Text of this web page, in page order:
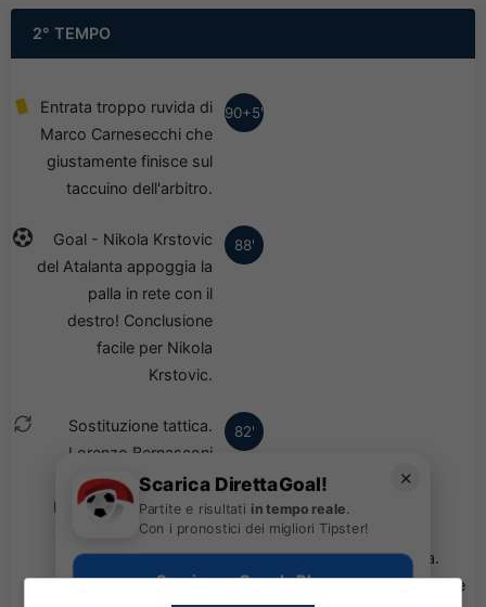
2° TEMPO
90+5'
Entrata troppo ruvida di
Marco Carnesecchi che
giustamente finisce sul
taccuino dell'arbitro.
88'
Goal - Nikola Krstovic
del Atalanta appoggia la
palla in rete con il
destro! Conclusione
facile per Nikola
Krstovic.
82'
Sostituzione tattica.
Lorenzo Bernasconi
esce ed entra
Kamaldeen Sulemana.
Sostituzione tattica.
Andoni Gorosabel esce
✕
Scarica DirettaGoal!
Partite e risultati in tempo reale.
Con i pronostici dei migliori Tipster!
Scarica su Google Play